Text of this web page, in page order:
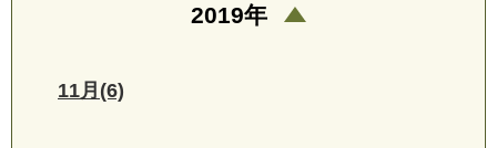
2019年
11月(6)